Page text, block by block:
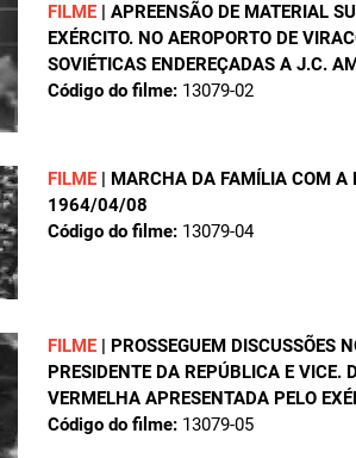
FILME | APREENSÃO DE MATERIAL
EXÉRCITO. NO AEROPORTO DE
SOVIÉTICAS ENDEREÇADAS A J.C.
Código do filme: 13079-02
FILME | MARCHA DA FAMÍLIA COM A
1964/04/08
Código do filme: 13079-04
FILME | PROSSEGUEM DISCUSSÕES
PRESIDENTE DA REPÚBLICA E VICE.
VERMELHA APRESENTADA PELO
Código do filme: 13079-05